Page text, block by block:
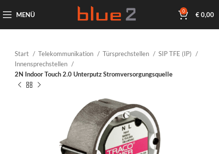
MENÜ 0 €0,00
Start Telekommunikation Türsprechstellen
SIP TFE (IP)
Innensprechstellen
2N Indoor Touch 2.0 Unterputz Stromversorgungsquelle